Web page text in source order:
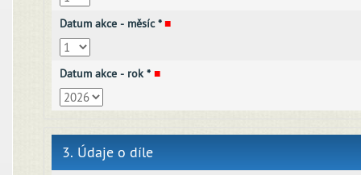
Datum akce - měsíc *■
Datum akce - rok * ■
3. Údaje o díle